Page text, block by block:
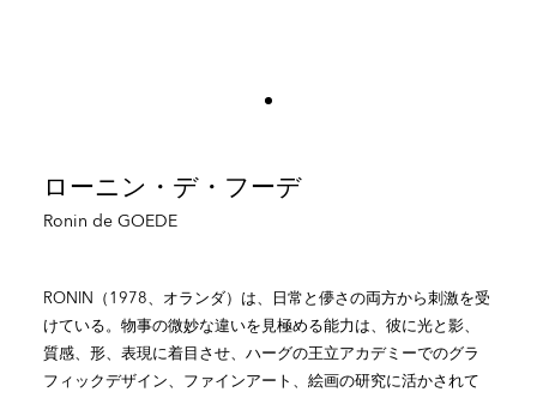
ローニン・デ・フーデ
Ronin de GOEDE
RONIN（1978、オランダ）は、日常と儚さの両方から刺激を受
けている。物事の微妙な違いを見極める能力は、彼に光と影、
質感、形、表現に着目させ、ハーグの王立アカデミーでのグラ
フィックデザイン、ファインアート、絵画の研究に活かされて